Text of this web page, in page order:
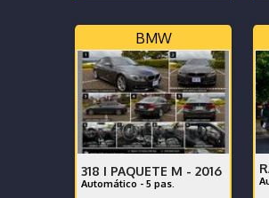
BMW
318 I PAQUETE M - 2016
Automático - 5 pas.